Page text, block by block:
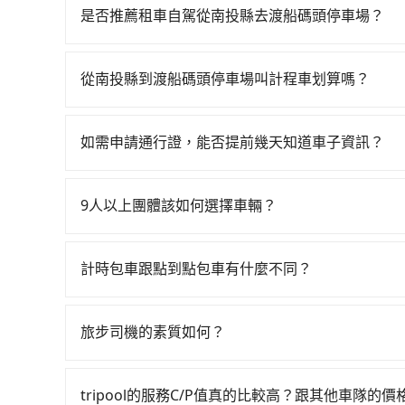
23:07，台中-左營一天最多有89班次高鐵可搭乘
的計程車，搭上小黃後約花60分鐘、車費1,400元
幸運攔到一輛小黃了，南投縣少部分小黃司機不
你是獨自一人乘車，也可參考tripool的拼車共乘服
是否推薦租車自駕從南投縣去渡船碼頭停車場？
天就要來回，那在南投路邊可隨租隨借的iRent應
時40元路邊停車費用預估進去，但額外的汽車保
的車門仍未被修理，每一次租車都好像在開樂透
點仍有段距離，在遇到下雨天或者載行李時，就顯
從南投縣到渡船碼頭停車場叫計程車划算嗎？
話至日月星光計程車等叫車看看。依照里程跳錶
東港鎮的計程車也不是這麼好叫，建議事先做好
如需申請通行證，能否提前幾天知道車子資訊？
用車前一天才開始安排車輛，並於用車前一天晚
9人以上團體該如何選擇車輛？
客車最多座位數量就是9人，如扣掉司機就只能乘
上。通常人數沒有超過10位，建議預約一台九人
計時包車跟點到點包車有什麼不同？
通常以每小時為單位，客戶可以根據自己的需要
一個城市的長途包車。
旅步司機的素質如何？
戶的評價，這些資訊將被用作後續的司機教育參考
tripool的服務C/P值真的比較高？跟其他車隊的價